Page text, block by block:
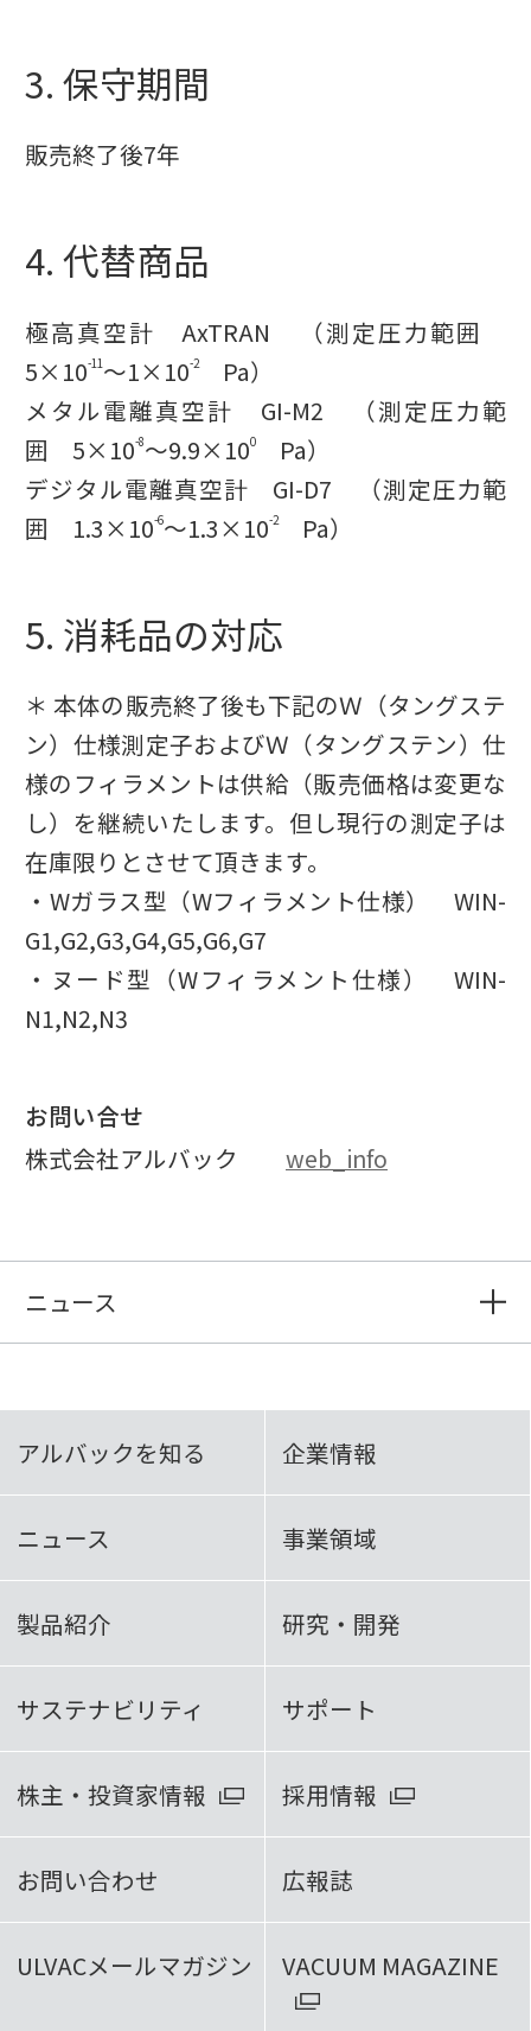
3. 保守期間
販売終了後7年
4. 代替商品
極高真空計 AxTRAN （測定圧力範囲
5×10-11〜1×10-2Pa）
メタル電離真空計 GI-M2 （測定圧力範
囲 5×10-8〜9.9×100
Pa）
デジタル電離真空計 GI-D7 （測定圧力範
囲 1.3×10-6〜1.3×10-2Pa）
5. 消耗品の対応
＊ 本体の販売終了後も下記のＷ（タングステ
ン）仕様測定子およびＷ（タングステン）仕
様のフィラメントは供給（販売価格は変更な
し）を継続いたします。但し現行の測定子は
在庫限りとさせて頂きます。
・Wガラス型（Wフィラメント仕様） WIN-
G1,G2,G3,G4,G5,G6,G7
・ヌード型（Wフィラメント仕様） WIN-
N1,N2,N3
お問い合せ
株式会社アルバック web_info
ニュース
アルバックを知る 企業情報
ニュース 事業領域
製品紹介 研究・開発
サステナビリティ サポート
株主・投資家情報 採用情報
お問い合わせ 広報誌
ULVACメールマガジン VACUUM MAGAZINE